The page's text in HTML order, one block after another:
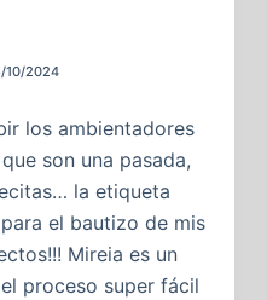
10/2024
los ambientadores
son una pasada,
la etiqueta
el bautizo de mis
Mireia es un
proceso super fácil